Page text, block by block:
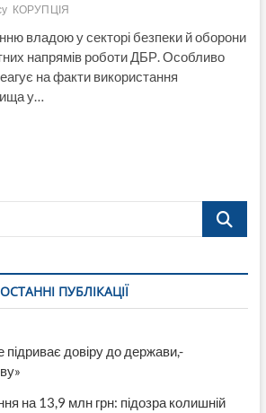
КОРУПЦІЯ
владою у секторі безпеки й оборони
напрямів роботи ДБР. Особливо
на факти використання
у…
Поиск…
ОСТАННІ ПУБЛІКАЦІЇ
підриває довіру до держави,-
на 13,9 млн грн: підозра колишній